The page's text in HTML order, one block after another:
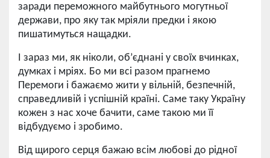
заради переможного майбутнього могутньої
держави, про яку так мріяли предки і якою
пишатимуться нащадки.
І зараз ми, як ніколи, об’єднані у своїх вчинках,
думках і мріях. Бо ми всі разом прагнемо
Перемоги і бажаємо жити у вільній, безпечній,
справедливій і успішній країні. Саме таку Україну
кожен з нас хоче бачити, саме такою ми її
відбудуємо і зробимо.
Від щирого серця бажаю всім любові до рідної